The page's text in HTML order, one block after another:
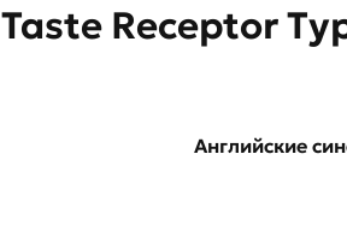
Taste Receptor
Английские